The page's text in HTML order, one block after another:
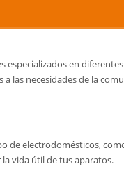
en
las necesidades de la
electrodomésticos,
vida útil de tus aparatos.